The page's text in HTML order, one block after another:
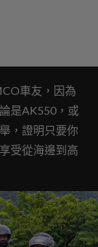
車友，因為
是AK550，或
，證明只要你
受從海邊到高